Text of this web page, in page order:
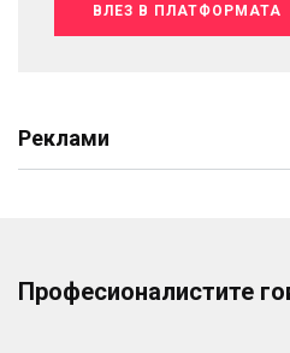
ВЛЕЗ В ПЛАТФОРМАТА
Реклами
Професионалистите